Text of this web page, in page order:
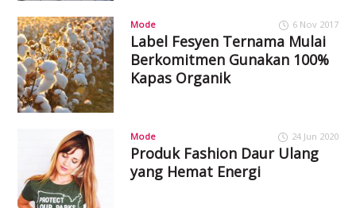
Mode 6 Nov 2017
Label Fesyen Ternama Mulai
Berkomitmen Gunakan 100%
Kapas Organik
Mode 24 Jun 2020
Produk Fashion Daur Ulang
yang Hemat Energi